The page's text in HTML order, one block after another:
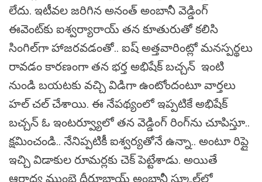
లేదు. ఇటీవల జరిగిన అనంత్‌ అంబానీ వెడ్డింగ్‌
ఈవెంట్‌కు ఐశ్వర్యారాయ్‌ తన కూతురుతో కలిసి
సింగిల్‌గా హాజరవడంతో.. ఐష్‌ అత్తవారింట్లో మనస్పర్థలు
రావడం కారణంగా తన భర్త అభిషేక్ బచ్చన్‌ ఇంటి
నుండి బయటకు వచ్చి విడిగా ఉంటోందంటూ వార్తలు
హల్ చల్ చేశాయి. ఈ నేపథ్యంలో ఇప్పటికే అభిషేక్
బచ్చన్ ఓ ఇంటర్వ్యూలో తన వెడ్డింగ్ రింగ్‌ను చూపిస్తూ..
క్షమించండి.. నేనిప్పటికీ ఐశ్వర్యతోనే ఉన్నా.. అంటూ రిప్లై
ఇచ్చి విడాకుల రూమర్లకు చెక్ పెట్టేశాడు. అయితే
ఆరాధ్య ముంబై ధీరూభాయ్‌ అంబానీ స్కూల్‌లో